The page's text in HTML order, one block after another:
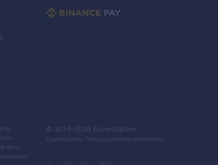
deve
© 2014– 2026 ExpertOption
ExpertOption. Todos os direitos reservados.